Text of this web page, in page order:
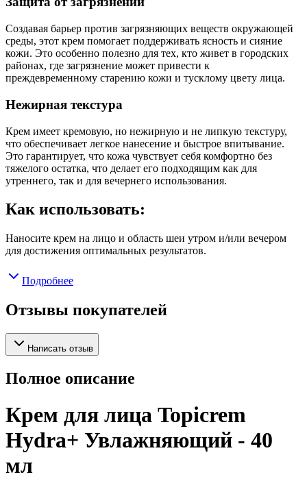
Создавая барьер против загрязняющих веществ окружающей
среды, этот крем помогает поддерживать ясность и сияние
кожи. Это особенно полезно для тех, кто живет в городских
районах, где загрязнение может привести к
преждевременному старению кожи и тусклому цвету лица.
Нежирная текстура
Крем имеет кремовую, но нежирную и не липкую текстуру,
что обеспечивает легкое нанесение и быстрое впитывание.
Это гарантирует, что кожа чувствует себя комфортно без
тяжелого остатка, что делает его подходящим как для
утреннего, так и для вечернего использования.
Как использовать:
Наносите крем на лицо и область шеи утром и/или вечером
для достижения оптимальных результатов.
Подробнее
Отзывы покупателей
Написать отзыв
Полное описание
Крем для лица Topicrem
Hydra+ Увлажняющий - 40
мл